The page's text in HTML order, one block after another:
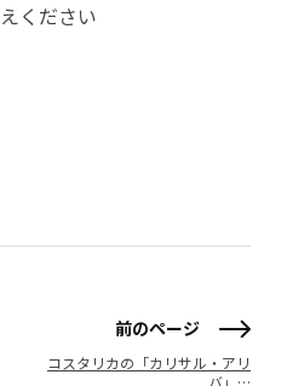
ください
前のページ
コスタリカの「カリサル・アリ